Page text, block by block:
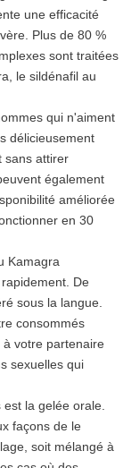
une efficacité
Plus de 80 %
sont traitées
le sildénafil au
qui n'aiment
délicieusement
sans attirer
également
améliorée
en 30
Kamagra
De
sous la langue.
consommés
votre partenaire
sexuelles qui
la gelée orale.
façons de le
soit mélangé à